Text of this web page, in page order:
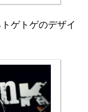
ゲトゲのデザイ